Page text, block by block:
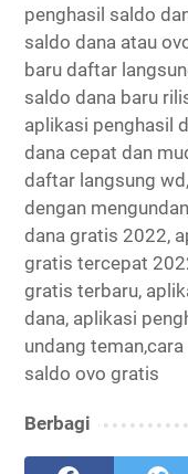
penghasil saldo
saldo dana atau
baru daftar
saldo dana baru
aplikasi penghasil
dana cepat dan
daftar langsung
dengan
dana gratis 2022,
gratis tercepat
gratis terbaru,
dana, aplikasi
undang
saldo ovo gratis
Berbagi